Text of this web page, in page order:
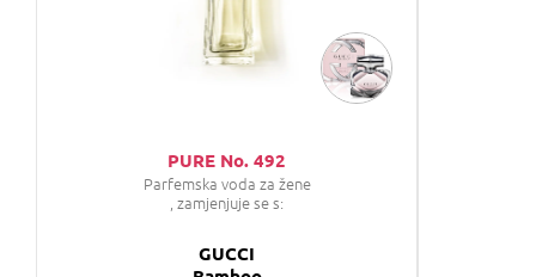
PURE No. 492
Parfemska voda za žene
, zamjenjuje se s:
GUCCI